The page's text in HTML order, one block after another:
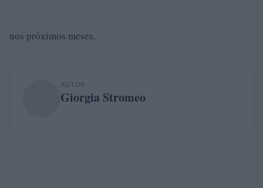
nos próximos meses.
AUTOR
Giorgia Stromeo